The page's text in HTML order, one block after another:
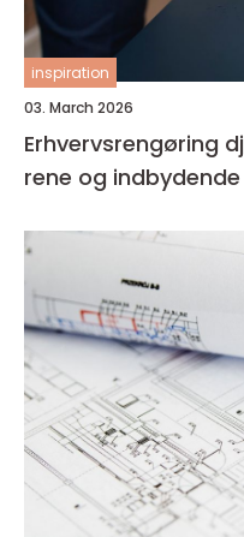
inspiration
03. March 2026
Erhvervsrengøring djursland
rene og